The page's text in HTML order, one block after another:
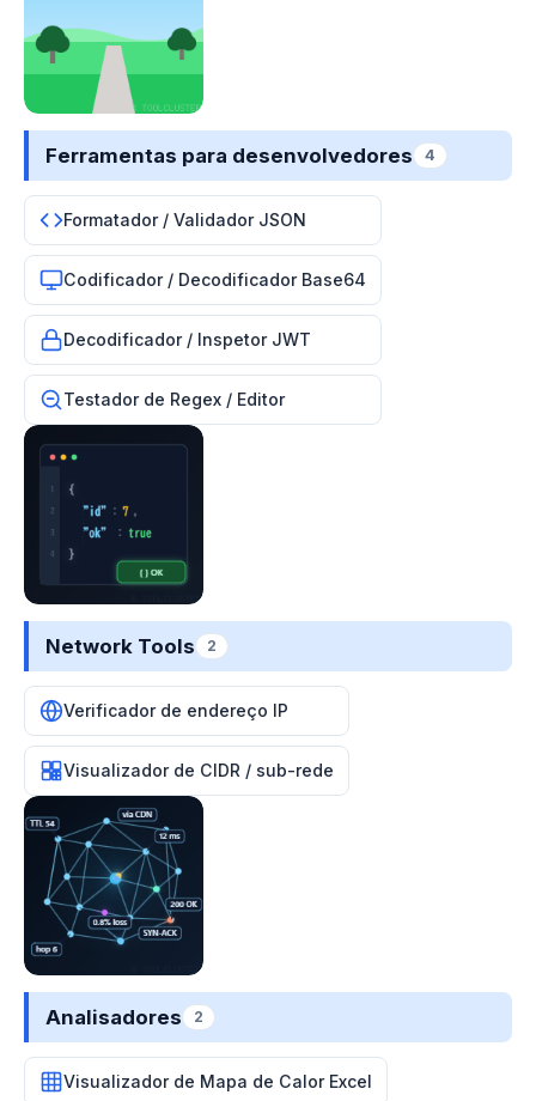
Ferramentas para desenvolvedores 4
Formatador / Validador JSON
Codificador / Decodificador Base64
Decodificador / Inspetor JWT
Testador de Regex / Editor
Network Tools 2
Verificador de endereço IP
Visualizador de CIDR / sub-rede
Analisadores 2
Visualizador de Mapa de Calor Excel